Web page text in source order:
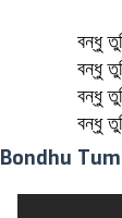
বন্ধু
বন্ধু
বন্ধু
বন্ধু
Bondhu